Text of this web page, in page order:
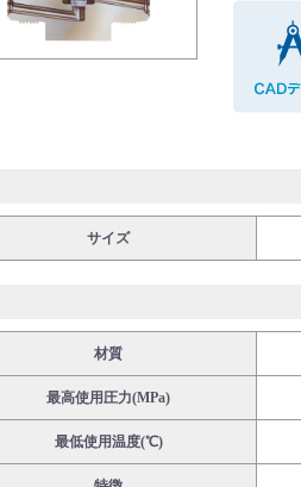
手・システムを探す
ロード
グダウンロード
サイズ
材質
最高使用圧力(MPa)
最低使用温度(℃)